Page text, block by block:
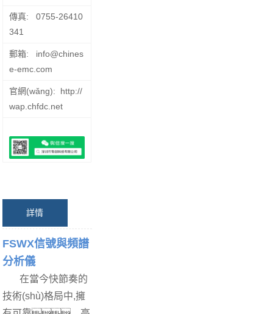
傳真:
0755-26410
341
郵箱:
info@chines
e-emc.com
官網(wǎng): http://
wap.chfdc.net
詳情
FSWX信號與頻譜
分析儀
在當今快節奏的
技術(shù)格局中,擁